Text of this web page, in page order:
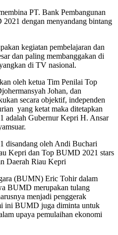
PT. Bank Pembangunan
dengan menyandang bintang
kegiatan pembelajaran dan
dan paling membanggakan di
di TV nasional.
oleh ketua Tim Penilai Top
Johan, dan
secara objektif, independen
yang ketat maka ditetapkan
adalah Gubernur Kepri H. Ansar
disandang oleh Andi Buchari
Kepri dan Top BUMD 2021 stars
Daerah Riau Kepri
(BUMN) Eric Tohir dalam
BUMD merupakan tulang
menjadi penggerak
ini BUMD juga diminta untuk
upaya pemulaihan ekonomi